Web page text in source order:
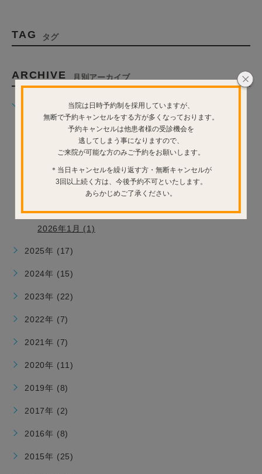
当院は日時予約制を採用していますが、
無断で予約キャンセルをする方が多くなっております。
予約キャンセルは他患者様の受診機会を
逃してしまう事になりますので、
ご来院が可能な方のみご予約をお願いします。
＊当日キャンセルを繰り返す方・無断キャンセルが
3回以上続く方は、今後予約不可といたします。
あらかじめご了承ください。
TAG タグ
ARCHIVE 月別アーカイブ
2026年 (12)
2026年7月 (1)
2026年6月 (3)
2026年5月 (4)
2026年4月 (1)
2026年3月 (1)
2026年2月 (1)
2026年1月 (1)
2025年 (17)
2024年 (15)
2023年 (22)
2022年 (7)
2021年 (7)
2020年 (11)
2019年 (8)
2017年 (2)
2016年 (8)
2015年 (25)